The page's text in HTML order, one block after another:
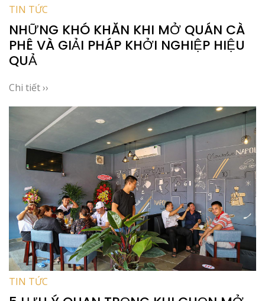
TIN TỨC
NHỮNG KHÓ KHĂN KHI MỞ QUÁN CÀ
PHÊ VÀ GIẢI PHÁP KHỞI NGHIỆP HIỆU
QUẢ
Chi tiết ››
TIN TỨC